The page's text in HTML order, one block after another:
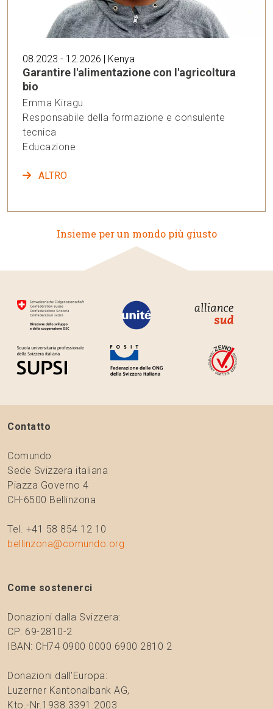
08.2023 - 12.2026 | Kenya
Garantire l'alimentazione con l'agricoltura
bio
Emma Kiragu
Responsabile della formazione e consulente
tecnica
Educazione
ALTRO
Insieme per un mondo più giusto
Contatto
Comundo
Sede Svizzera italiana
Piazza Governo 4
CH-6500 Bellinzona
Tel. +41 58 854 12 10
bellinzona@comundo.org
Come sostenerci
Donazioni dalla Svizzera:
CP: 69-2810-2
IBAN: CH74 0900 0000 6900 2810 2
Donazioni dall’Europa:
Luzerner Kantonalbank AG,
Kto.-Nr.1938.3391.2003